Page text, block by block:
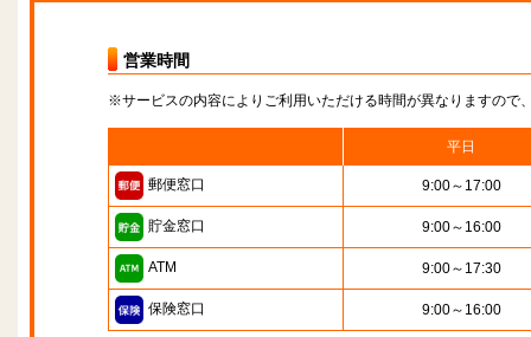
営業時間
※サービスの内容によりご利用いただける時間が異なりますので
平日
郵便窓口 9:00～17:00
貯金窓口 9:00～16:00
ATM 9:00～17:30
保険窓口 9:00～16:00